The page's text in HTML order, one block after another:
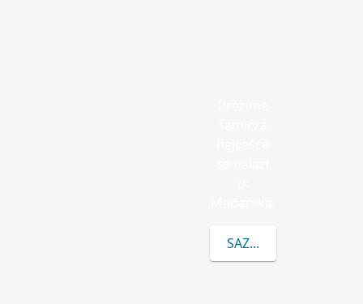
SAZNAJTE VIŠE O